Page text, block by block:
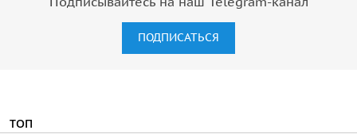
ПОДПИСАТЬСЯ
ТОП